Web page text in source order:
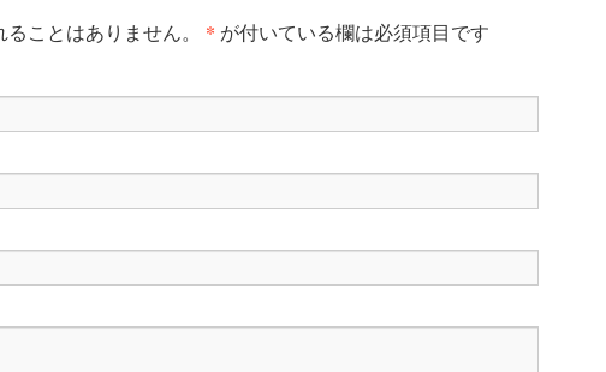
ことはありません。 * が付いている欄は必須項目です